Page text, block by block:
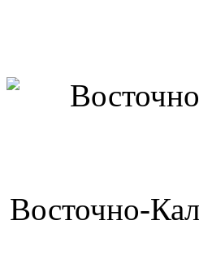
Восточно-